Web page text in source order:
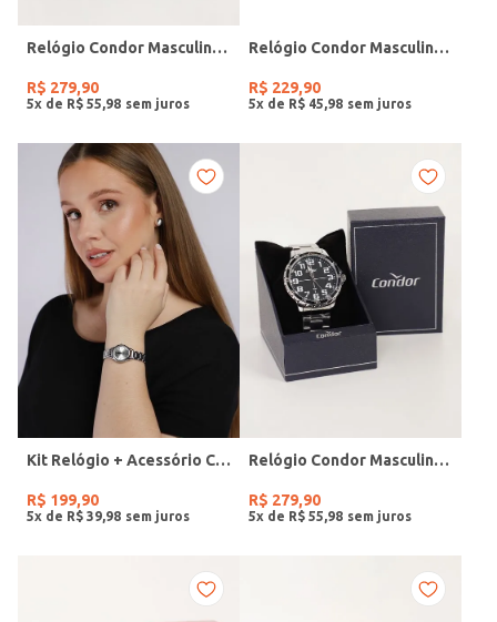
Relógio Condor Masculino PRETO
R$ 279,90
5x de R$ 55 98
Relógio Condor Masculino PRATA
R$ 229,90
5x de R$ 45 98
Kit Relógio + Acessório Condor Feminino PRATA
R$ 199,90
5x de R$ 39 98
Relógio Condor Masculino PRATA
R$ 279,90
5x de R$ 55 98